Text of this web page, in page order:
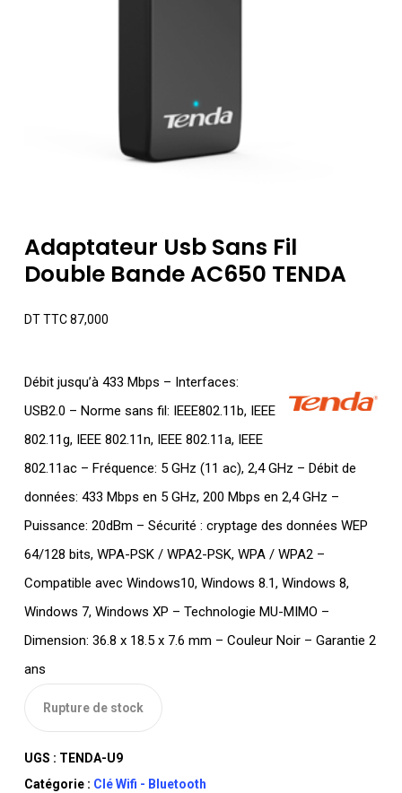
Adaptateur Usb Sans Fil
Double Bande AC650 TENDA
DT TTC87,000
Débit jusqu’à 433 Mbps – Interfaces:
USB2.0 – Norme sans fil: IEEE802.11b, IEEE
802.11g, IEEE 802.11n, IEEE 802.11a, IEEE
802.11ac – Fréquence: 5 GHz (11 ac), 2,4 GHz – Débit de
données: 433 Mbps en 5 GHz, 200 Mbps en 2,4 GHz –
Puissance: 20dBm – Sécurité : cryptage des données WEP
64/128 bits, WPA-PSK / WPA2-PSK, WPA / WPA2 –
Compatible avec Windows10, Windows 8.1, Windows 8,
Windows 7, Windows XP – Technologie MU-MIMO –
Dimension: 36.8 x 18.5 x 7.6 mm – Couleur Noir – Garantie 2
ans
Rupture de stock
UGS : TENDA-U9
Catégorie : Clé Wifi - Bluetooth